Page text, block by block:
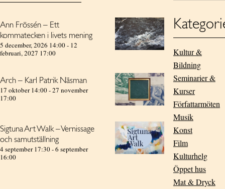
Ann Frössén – Ett
kommatecken i livets mening
5 december, 2026 14:00- 12
februari, 2027 17:00
Arch – Karl Patrik Näsman
17 oktober 14:00-27 november
17:00
Sigtuna Art Walk – Vernissage
och samutställning
4 september 17:30-6 september
16:00
Kultur &
Bildning
Seminarier &
Kurser
Författarmöten
Musik
Konst
Film
Kulturhelg
Öppet hus
Mat & Dryck